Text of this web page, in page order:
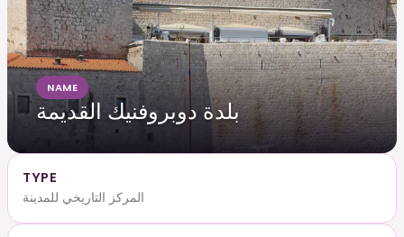
NAME
بلدة دوبروفنيك القديمة
TYPE
المركز التاريخي للمدينة